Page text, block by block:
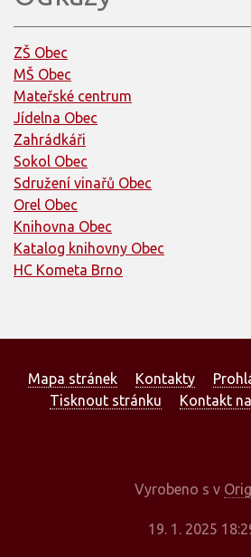
ZŠ Obec
MŠ Obec
Mateřské centrum
Jídelna Obec
Zahrádkáři
Sokol Obec
Sdružení vinařů Obec
Orel Obec
Knihovna Obec
Katalog knihovny Obec
HC Kometa Brno
Mapa stránek Kontakty
Tisknout stránku
Kontakt
Vyrobeno s v
19. 1. 2025